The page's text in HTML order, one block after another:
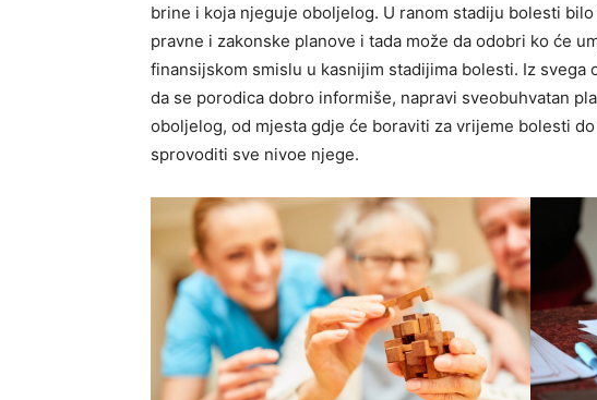
brine i koja njeguje oboljelog. U ranom stadiju bolesti
pravne i zakonske planove i tada može da odobri ko će
finansijskom smislu u kasnijim stadijima bolesti. Iz svega
da se porodica dobro informiše, napravi sveobuhvatan
oboljelog, od mjesta gdje će boraviti za vrijeme bolesti
sprovoditi sve nivoe njege.